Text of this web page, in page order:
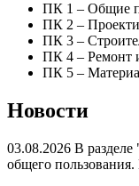
ПК 1 – Общие
ПК 2 –
ПК 3 –
ПК 4 – Ремонт
ПК 5 –
Новости
03.08.2026 В
общего